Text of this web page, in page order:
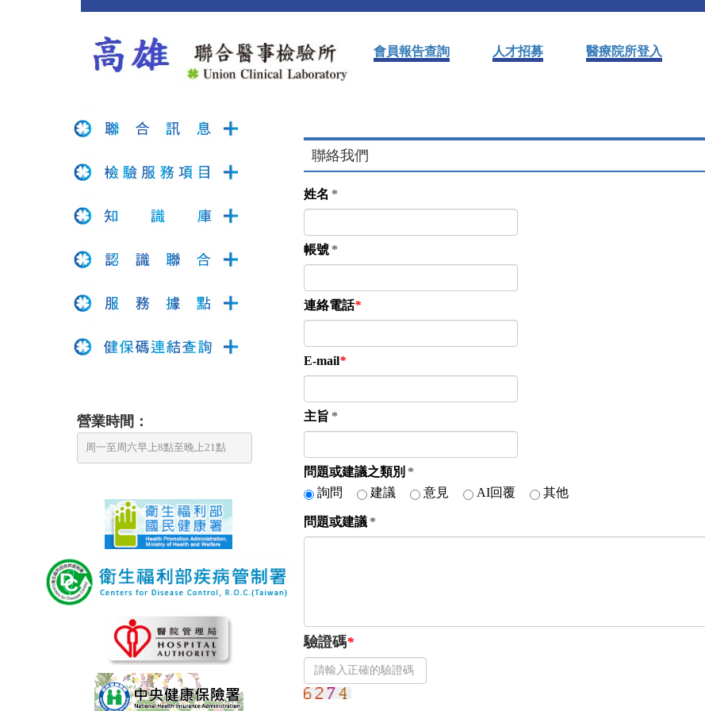
會員報告查詢 人才招募 醫療院所登入
營業時間：
周一至周六早上8點至晚上21點
聯絡我們
姓名 *
帳號 *
連絡電話*
E-mail*
主旨 *
問題或建議之類別 *
詢問
建議 意見 AI回覆 其他
問題或建議 *
驗證碼*